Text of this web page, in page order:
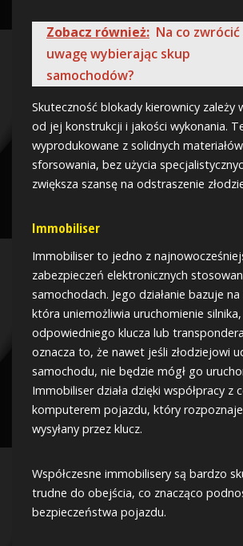
Zobacz również: Na co zwrócić
uwagę wybierając skup
samochodów?
Skuteczność blokady kierownicy zależy
od jej konstrukcji i jakości wykonania.
wyprodukowane z solidnych
sforsowania, bez użycia
zwiększa szansę na odstraszenie
Immobiliser
Immobiliser to jedno z
zabezpieczeń elektronicznych
samochodach. Jego działanie bazuje
która uniemożliwia uruchomienie
odpowiedniego klucza lub
oznacza to, że nawet jeśli złodziejowi
samochodu, nie będzie mógł go
Immobiliser działa dzięki współpracy z
komputerem pojazdu, który
wysyłany przez klucz.
Współczesne immobilisery są bardzo
trudne do obejścia, co znacząco
bezpieczeństwa pojazdu.